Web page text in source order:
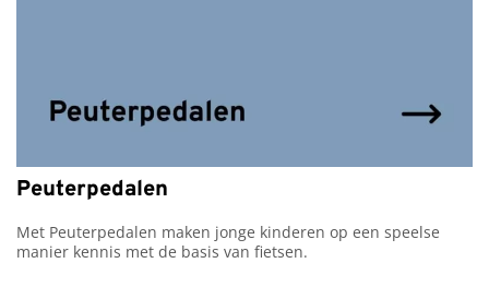
Peuterpedalen
Met Peuterpedalen maken jonge kinderen op een speelse
manier kennis met de basis van fietsen.